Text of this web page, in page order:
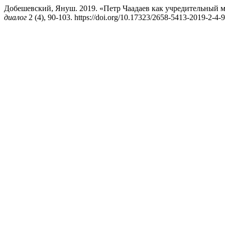
Добешевский, Януш. 2019. «Петр Чаадаев как учредительный
диалог 2 (4), 90-103. https://doi.org/10.17323/2658-5413-2019-2-4-